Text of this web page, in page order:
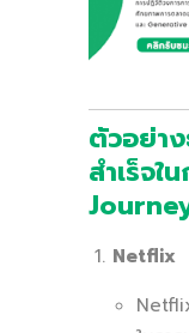
ตัวอย่า
สำเร็จใ
Netflix